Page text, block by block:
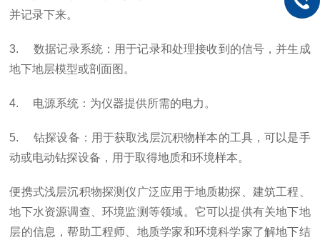
并记录下来。
3. 数据记录系统：用于记录和处理接收到的信号，并生成
地下地层模型或剖面图。
4. 电源系统：为仪器提供所需的电力。
5. 钻探设备：用于获取浅层沉积物样本的工具，可以是手
动或电动钻探设备，用于取得地质和环境样本。
便携式浅层沉积物探测仪广泛应用于地质勘探、建筑工程、
地下水资源调查、环境监测等领域。它可以提供有关地下地
层的信息，帮助工程师、地质学家和环境科学家了解地下结